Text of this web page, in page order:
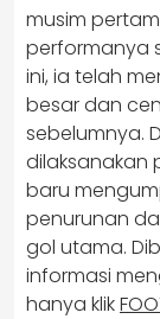
musim
performanya
ini, ia telah
besar dan
sebelumnya.​
dilaksanakan
baru
penurunan
gol utama.
informasi
hanya klik